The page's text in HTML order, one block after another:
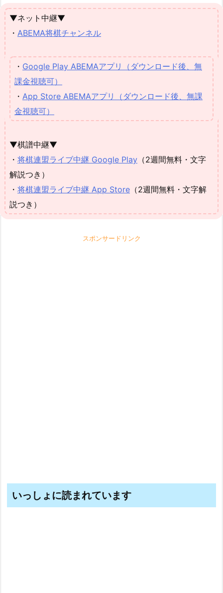
▼ネット中継▼
・ ABEMA将棋チャンネル
・ Google Play ABEMAアプリ（ダウンロード後、無
課金視聴可）
・ App Store ABEMAアプリ（ダウンロード後、無課
金視聴可）
▼棋譜中継▼
・ 将棋連盟ライブ中継 Google Play （2週間無料・文字
解説つき）
・ 将棋連盟ライブ中継 App Store （2週間無料・文字解
説つき）
スポンサードリンク
いっしょに読まれています